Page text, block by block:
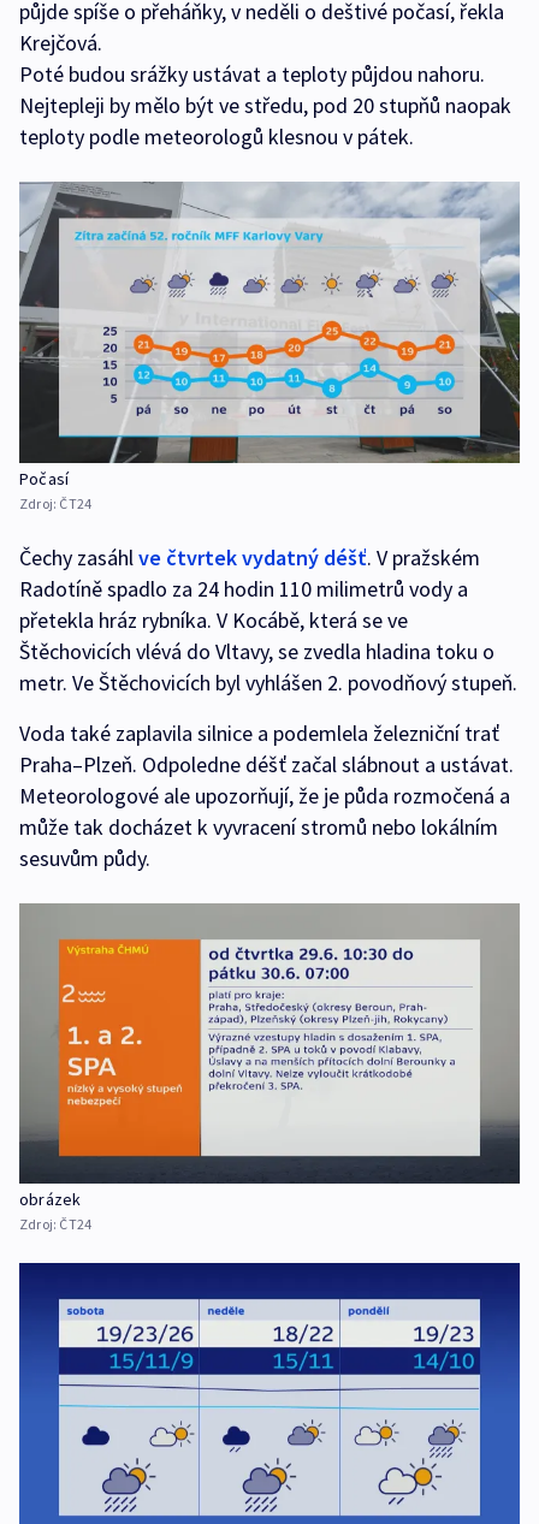
půjde spíše o přeháňky, v neděli o deštivé počasí, řekla
Krejčová.
Poté budou srážky ustávat a teploty půjdou nahoru.
Nejtepleji by mělo být ve středu, pod 20 stupňů naopak
teploty podle meteorologů klesnou v pátek.
Počasí
Zdroj: ČT24
Čechy zasáhlve čtvrtek vydatný déšť. V pražském
Radotíně spadlo za 24 hodin 110 milimetrů vody a
přetekla hráz rybníka. V Kocábě, která se ve
Štěchovicích vlévá do Vltavy, se zvedla hladina toku o
metr. Ve Štěchovicích byl vyhlášen 2. povodňový stupeň.
Voda také zaplavila silnice a podemlela železniční trať
Praha–Plzeň. Odpoledne déšť začal slábnout a ustávat.
Meteorologové ale upozorňují, že je půda rozmočená a
může tak docházet k vyvracení stromů nebo lokálním
sesuvům půdy.
obrázek
Zdroj: ČT24